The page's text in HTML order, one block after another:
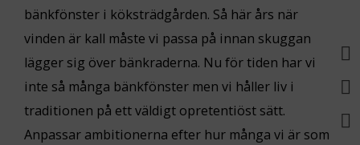
bänkfönster i köksträdgården. Så här års när
vinden är kall måste vi passa på innan skuggan
lägger sig över bänkraderna. Nu för tiden har vi
inte så många bänkfönster men vi håller liv i
traditionen på ett väldigt opretentiöst sätt.
Anpassar ambitionerna efter hur många vi är som